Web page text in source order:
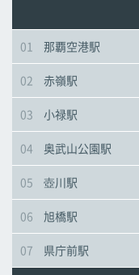
01 那覇空港駅
02 赤嶺駅
03 小禄駅
04 奥武山公園駅
05 壺川駅
06 旭橋駅
07 県庁前駅